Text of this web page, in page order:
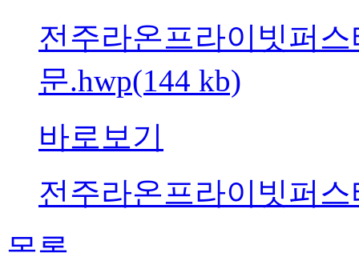
전주라온프라이빗퍼
문.hwp(144 kb)
바로보기
전주라온프라이빗퍼